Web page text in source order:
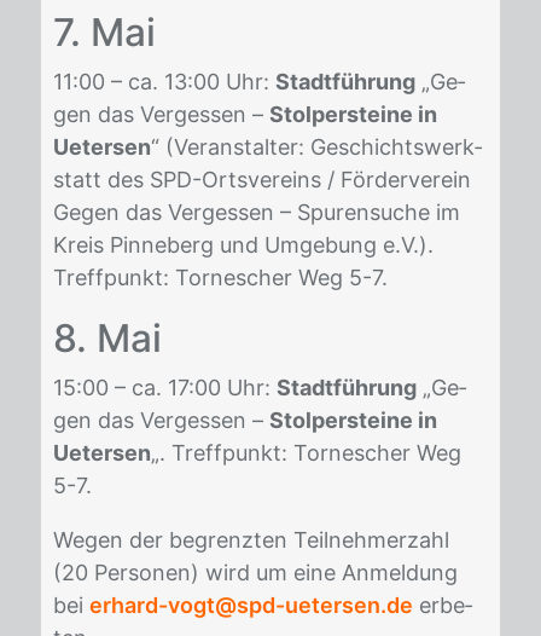
7. Mai
11:00 – ca. 13:00 Uhr: Stadtführung „Ge­
gen das Ver­ges­sen – Stolpersteine in
Uetersen“ (Ver­an­stal­ter: Ge­schichts­werk­
statt des SPD-Orts­ver­eins / För­der­ver­ein
Ge­gen das Ver­ges­sen – Spu­ren­su­che im
Kreis Pin­ne­berg und Um­ge­bung e.V.).
Treff­punkt: Tor­ne­scher Weg 5-7.
8. Mai
15:00 – ca. 17:00 Uhr: Stadtführung „Ge­
gen das Ver­ges­sen – Stolpersteine in
Uetersen„. Treff­punkt: Tor­ne­scher Weg
5-7.
We­gen der be­grenz­ten Teil­neh­mer­zahl
(20 Per­so­nen) wird um eine An­mel­dung
bei erhard-vogt@spd-uetersen.de er­be­